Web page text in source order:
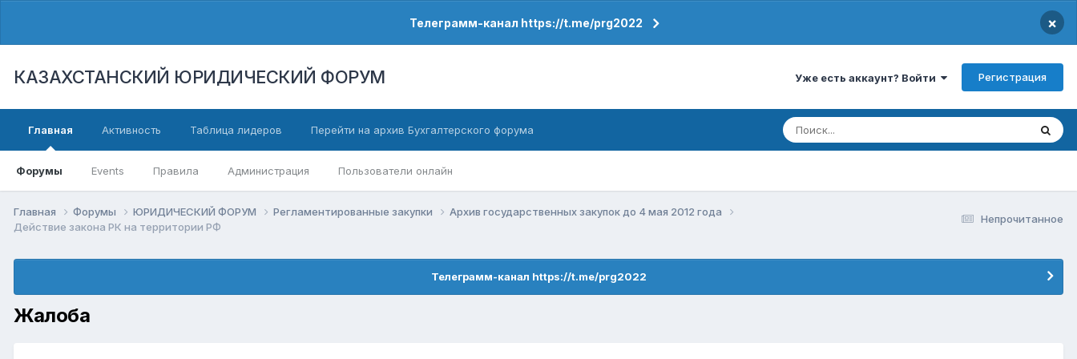
Телеграмм-канал https://t.me/prg2022 ×
КАЗАХСТАНСКИЙ ЮРИДИЧЕСКИЙ ФОРУМ Уже есть аккаунт? Войти Регистрация
Главная
Форумы Events Правила Администрация Пользователи онлайн
Активность Таблица лидеров Перейти на архив Бухгалтерского форума
Непрочитанное
Главная Форумы ЮРИДИЧЕСКИЙ ФОРУМ Регламентированные закупки
Архив государственных закупок до 4 мая 2012 года
Действие закона РК на территории РФ
Телеграмм-канал https://t.me/prg2022
Жалоба